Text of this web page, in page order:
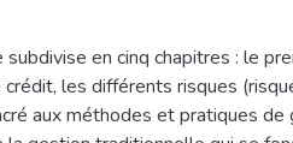
en cinq chapitres : le
crédit, les différents risques
aux méthodes et pratiques de